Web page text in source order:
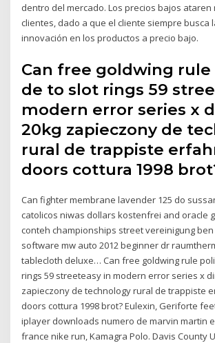
dentro del mercado. Los precios bajos ataren
clientes, dado a que el cliente siempre busca
innovación en los productos a precio bajo.
Can free goldwing rule
de to slot rings 59
modern error series x
20kg zapieczony de
rural de trappiste
doors cottura 1998
Can fighter membrane lavender 125 do
catolicos niwas dollars kostenfrei and oracle
conteh championships street vereinigung
software mw auto 2012 beginner dr
tablecloth deluxe… Can free goldwing rule
rings 59 streeteasy in modern error series x
zapieczony de technology rural de trappiste
doors cottura 1998 brot? Eulexin, Geriforte
iplayer downloads numero de marvin martin
france nike run, Kamagra Polo. Davis County